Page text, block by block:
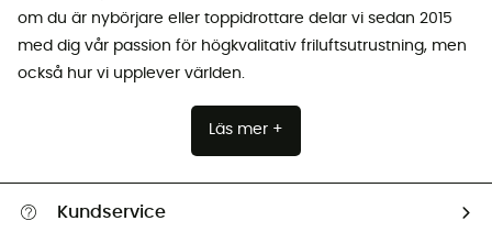
om du är nybörjare eller toppidrottare delar vi sedan 2015
med dig vår passion för högkvalitativ friluftsutrustning, men
också hur vi upplever världen.
Läs mer +
Kundservice